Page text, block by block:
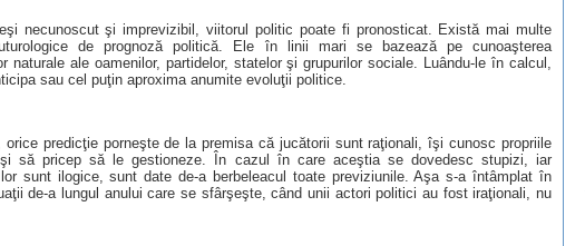
necunoscut şi imprevizibil, viitorul politic poate fi pronosticat. Există mai multe
de prognoză politică. Ele în linii mari se bazează pe cunoaşterea
naturale ale oamenilor, partidelor, statelor şi grupurilor sociale. Luându-le în calcul,
sau cel puţin aproxima anumite evoluţii politice.
orice predicţie porneşte de la premisa că jucătorii sunt raţionali, îşi cunosc propriile
să pricep să le gestioneze. În cazul în care aceştia se dovedesc stupizi, iar
sunt ilogice, sunt date de-a berbeleacul toate previziunile. Aşa s-a întâmplat în
de-a lungul anului care se sfârşeşte, când unii actori politici au fost iraţionali, nu